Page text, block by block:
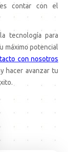
contar con el
tecnología para
máximo potencial
con nosotros
hacer avanzar tu